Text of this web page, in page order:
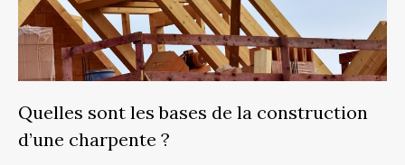
Quelles sont les bases de la construction
d’une charpente ?